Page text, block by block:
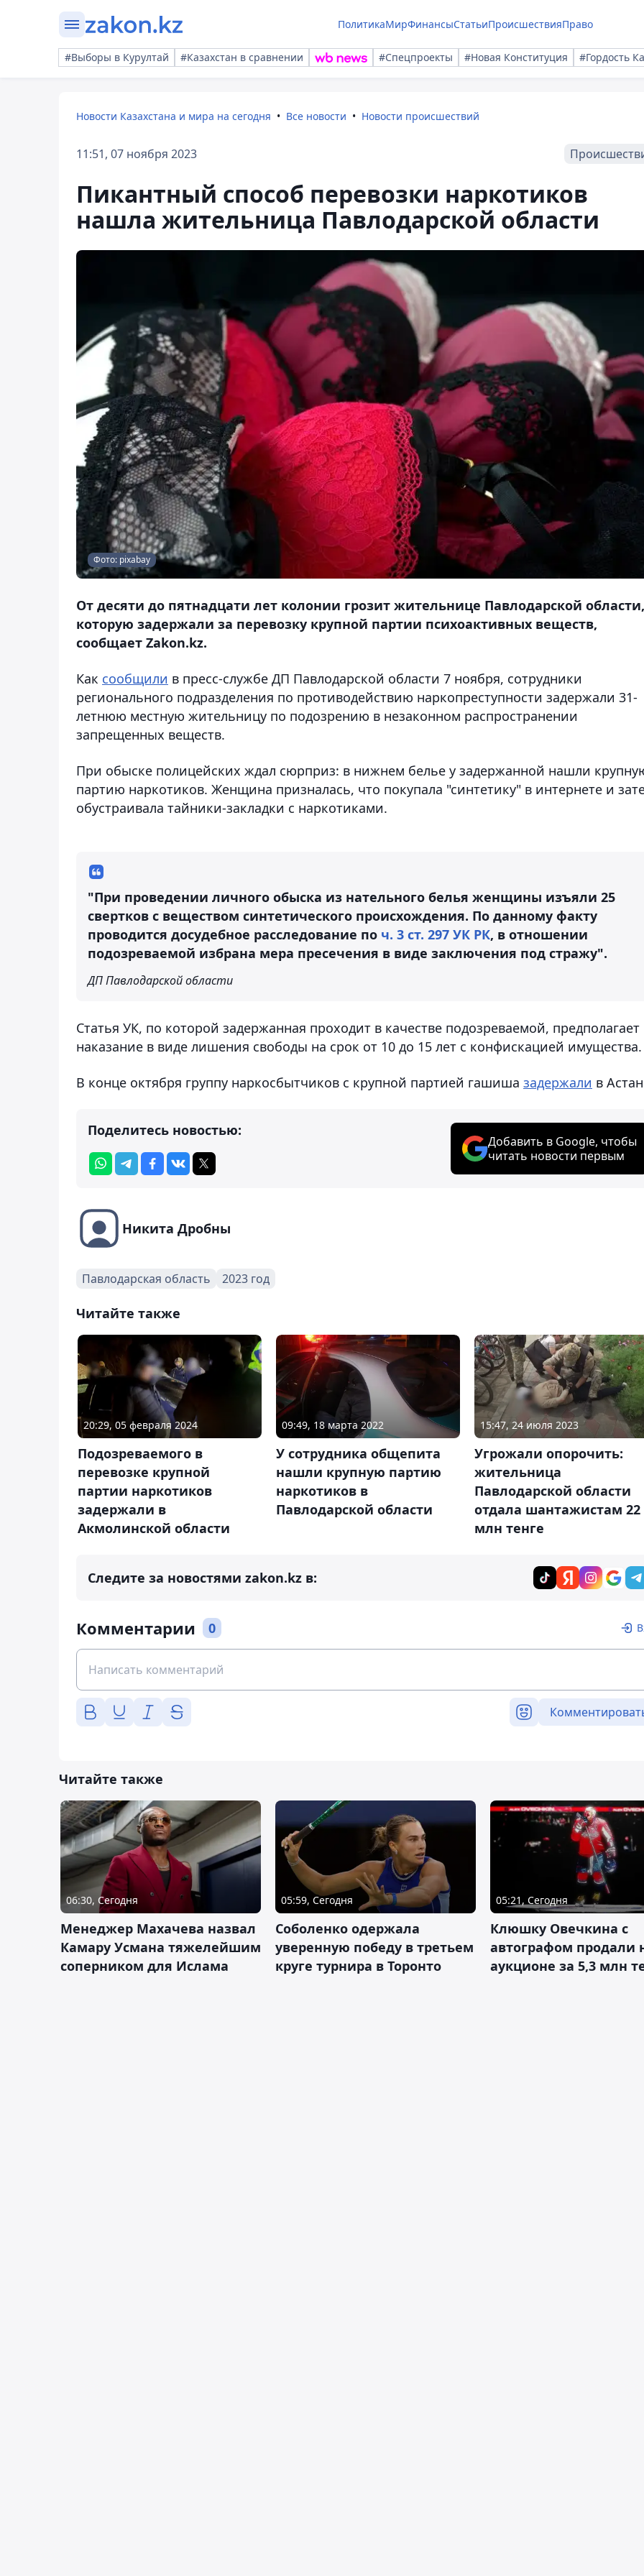
ПолитикаМирФинансыСтатьиПроисшествияПраво
#Выборы в Курултай #Казахстан в сравнении #Спецпроекты #Новая Конституция #Гордость
Новости Казахстана и мира на сегодня Все новости Новости происшествий
11:51, 07 ноября 2023
Пикантный способ перевозки наркотиков
нашла жительница Павлодарской области
Фото: pixabay
От десяти до пятнадцати лет колонии грозит жительнице Павлодарской области,
которую задержали за перевозку крупной партии психоактивных веществ,
сообщает Zakon.kz.
Как сообщили в пресс-службе ДП Павлодарской области 7 ноября, сотрудники
регионального подразделения по противодействию наркопреступности задержали 31-
летнюю местную жительницу по подозрению в незаконном распространении
запрещенных веществ.
При обыске полицейских ждал сюрприз: в нижнем белье у задержанной нашли
партию наркотиков. Женщина призналась, что покупала "синтетику" в интернете и
обустраивала тайники-закладки с наркотиками.
"При проведении личного обыска из нательного белья женщины изъяли 25
свертков с веществом синтетического происхождения. По данному факту
проводится досудебное расследование по ч. 3 ст. 297 УК РК, в отношении
подозреваемой избрана мера пресечения в виде заключения под стражу".
ДП Павлодарской области
Статья УК, по которой задержанная проходит в качестве подозреваемой, предполагает
наказание в виде лишения свободы на срок от 10 до 15 лет с конфискацией имущества.
В конце октября группу наркосбытчиков с крупной партией гашиша задержали в
Поделитесь новостью:
Добавить в Google, чтобы
читать новости первым
Никита Дробны
Павлодарская область 2023 год
Читайте также
20:29, 05 февраля 2024
Подозреваемого в
перевозке крупной
партии наркотиков
задержали в
Акмолинской области
09:49, 18 марта 2022
У сотрудника общепита
нашли крупную партию
наркотиков в
Павлодарской области
15:47, 24 июля 2023
Угрожали опорочить:
жительница
Павлодарской области
отдала шантажистам 22
млн тенге
Следите за новостями zakon.kz в:
Комментарии 0
Читайте также
06:30, Сегодня
Менеджер Махачева назвал
Камару Усмана тяжелейшим
соперником для Ислама
05:59, Сегодня
Соболенко одержала
уверенную победу в третьем
круге турнира в Торонто
05:21, Сегодня
Клюшку Овечкина с
автографом продали
аукционе за 5,3 млн